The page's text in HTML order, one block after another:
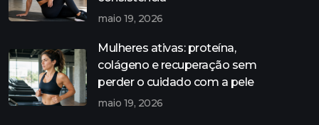
maio 19, 2026
Mulheres ativas: proteína,
colágeno e recuperação sem
perder o cuidado com a pele
maio 19, 2026